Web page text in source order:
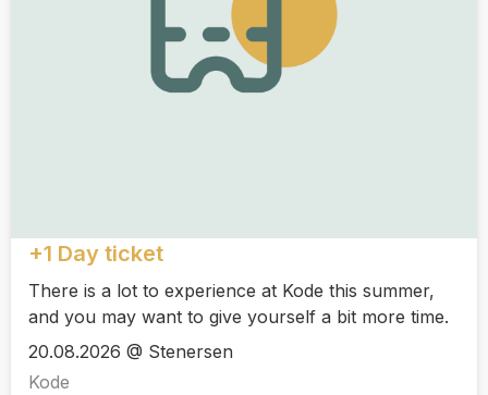
+1 Day ticket
There is a lot to experience at Kode this summer,
and you may want to give yourself a bit more time.
20.08.2026 @ Stenersen
Kode